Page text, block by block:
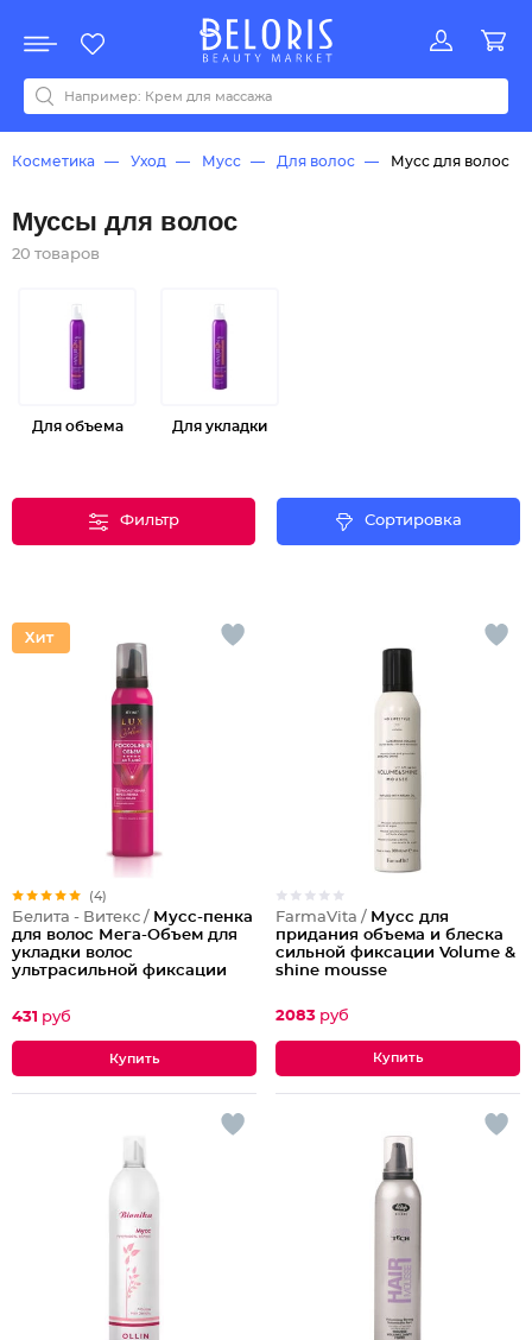
Акции
Все бренды
0-9ABCDEFGHIJKLMNOPQRSTUVWYZАБВДЗИМОКЛНПРСТУФ
Косметика Уход Мусс Для волос Мусс для волос
Муссы для волос
20 товаров
Для объема Для укладки
Фильтр Сортировка
(4)
Белита - Витекс / Мусс-пенка
для волос Мега-Объем для
укладки волос
ультрасильной фиксации
431 руб
FarmaVita / Мусс для
придания объема и блеска
сильной фиксации Volume &
shine mousse
2083 руб